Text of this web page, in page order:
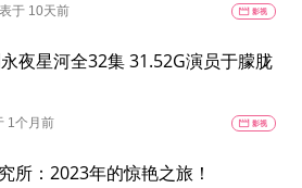
于 10天前 movie 影视
夜星河全32集 31.52G演员于朦胧
1个月前 movie 影视
所：2023年的惊艳之旅！